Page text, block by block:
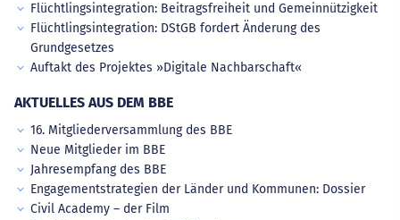
Flüchtlingsintegration: Beitragsfreiheit und Gemeinnützigkeit
Flüchtlingsintegration: DStGB fordert Änderung des
Grundgesetzes
Auftakt des Projektes »Digitale Nachbarschaft«
AKTUELLES AUS DEM BBE
16. Mitgliederversammlung des BBE
Neue Mitglieder im BBE
Jahresempfang des BBE
Engagementstrategien der Länder und Kommunen: Dossier
Civil Academy – der Film